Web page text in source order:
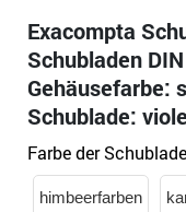
Exacompta
Schubladen
Gehäusefarbe:
Schublade:
Farbe der
himbeerfarben